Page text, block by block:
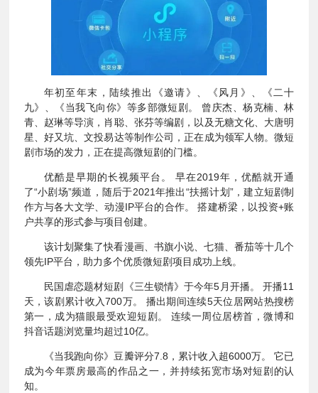
年初至年末，陆续推出《邀请》、《风月》、《二十
九》、《当我飞向你》等多部微短剧。 曾庆杰、杨克楠、林
青、赵琳等导演，肖聪、张芬等编剧，以及无糖文化、大唐明
星、好又坑、文投易达等制作公司，正在成为领军人物。微短
剧市场的发力，正在提高微短剧的门槛。
优酷是早期的长视频平台。 早在2019年，优酷就开通
了“小剧场”频道，随后于2021年推出“扶摇计划”，建立短剧制
作方与各大文学、动漫IP平台的合作。 搭建桥梁，以投资+账
户共享的形式参与项目创建。
该计划聚集了快看漫画、书旗小说、七猫、番茄等十几个
领先IP平台，助力多个优质微短剧项目成功上线。
民国虐恋题材短剧《三生锁情》于今年5月开播。 开播11
天，该剧累计收入700万。 播出期间连续5天位居网站热搜榜
第一，成为猫眼最受欢迎短剧。 连续一周位居榜首，微博和
抖音话题浏览量均超过10亿。
《当我跑向你》豆瓣评分7.8，累计收入超6000万。 它已
成为今年票房最高的作品之一，并持续拓宽市场对短剧的认
知。